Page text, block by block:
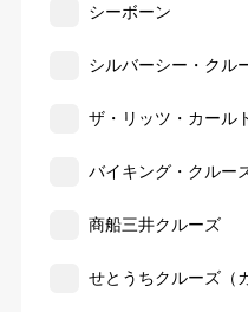
シーボーン
シルバーシー・クル
ザ・リッツ・カール
バイキング・クルー
商船三井クルーズ
せとうちクルーズ（